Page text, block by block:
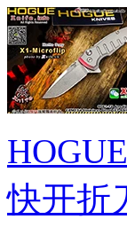
快开折